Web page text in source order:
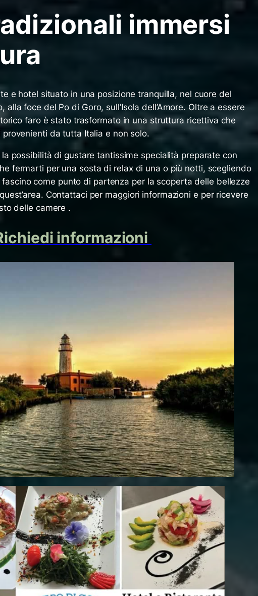
immersi
e hotel situato in una posizione tranquilla, nel cuore del
alla foce del Po di Goro, sull’Isola dell’Amore. Oltre a essere
faro è stato trasformato in una struttura ricettiva che
da tutta Italia e non solo.
la possibilità di gustare tantissime specialità preparate con
fermarti per una sosta di relax di una o più notti, scegliendo
come punto di partenza per la scoperta delle bellezze
Contattaci per maggiori informazioni e per ricevere
delle camere .
informazioni